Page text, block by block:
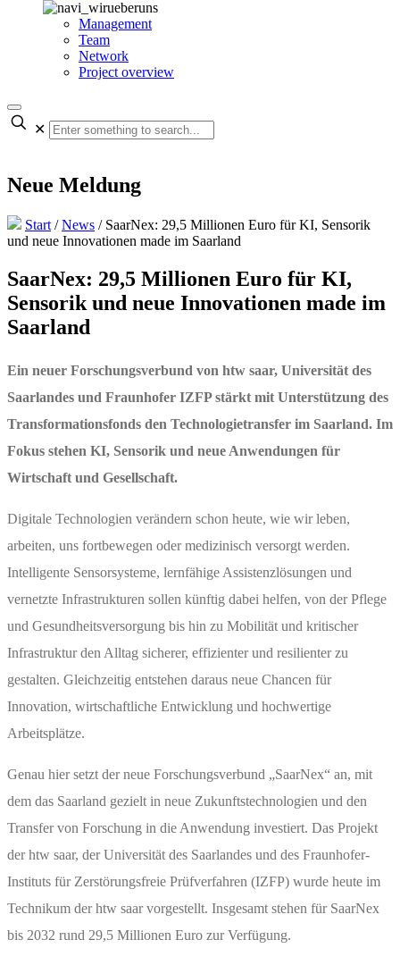
Management
Team
Network
Project overview
✕
Neue Meldung
Start /News / SaarNex: 29,5 Millionen Euro für KI, Sensorik
und neue Innovationen made im Saarland
SaarNex: 29,5 Millionen Euro für KI,
Sensorik und neue Innovationen made im
Saarland
Ein neuer Forschungsverbund von htw saar, Universität des
Saarlandes und Fraunhofer IZFP stärkt mit Unterstützung des
Transformationsfonds den Technologietransfer im Saarland. Im
Fokus stehen KI, Sensorik und neue Anwendungen für
Wirtschaft und Gesellschaft.
Digitale Technologien verändern schon heute, wie wir leben,
arbeiten, uns fortbewegen oder medizinisch versorgt werden.
Intelligente Sensorsysteme, lernfähige Assistenzlösungen und
vernetzte Infrastrukturen sollen künftig dabei helfen, von der Pflege
und Gesundheitsversorgung bis hin zu Mobilität und kritischer
Infrastruktur den Alltag sicherer, effizienter und resilienter zu
gestalten. Gleichzeitig entstehen daraus neue Chancen für
Innovation, wirtschaftliche Entwicklung und hochwertige
Arbeitsplätze.
Genau hier setzt der neue Forschungsverbund „SaarNex“ an, mit
dem das Saarland gezielt in neue Zukunftstechnologien und den
Transfer von Forschung in die Anwendung investiert. Das Projekt
der htw saar, der Universität des Saarlandes und des Fraunhofer-
Instituts für Zerstörungsfreie Prüfverfahren (IZFP) wurde heute im
Technikum der htw saar vorgestellt. Insgesamt stehen für SaarNex
bis 2032 rund 29,5 Millionen Euro zur Verfügung.